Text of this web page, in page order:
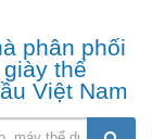
phân phối
thể
Việt Nam